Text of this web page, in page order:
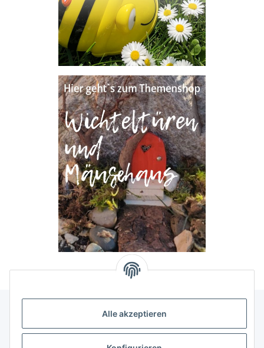
Alle akzeptieren
Allgemeine Informationen